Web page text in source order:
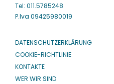
Tel: 011.5785248
P.Iva 09425980019
DATENSCHUTZERKLÄRUNG
COOKIE-RICHTLINIE
KONTAKTE
WER WIR SIND